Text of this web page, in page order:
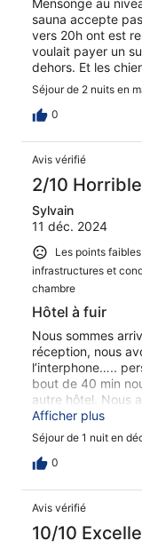
Mensonge au
sauna accepte
vers 20h ont est
voulait payer un
dehors. Et les
Séjour de 2 nuits en
0
Avis vérifié
2/10 Horrible
Sylvain
11 déc. 2024
Les points
infrastructures et
chambre
Hôtel à fuir
Nous sommes
réception, nous
l’interphone…..
bout de 40 min
autre hôtel. Nous
qui les a contacté
menteurs et de
sentait vraiment
accueillant. C’est
notre chambre et
INCROYABLE de
Afficher plus
Séjour de 1 nuit en
0
Avis vérifié
10/10